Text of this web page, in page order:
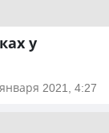
у
2021, 4:27